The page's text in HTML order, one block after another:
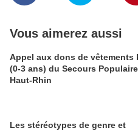
Vous aimerez aussi
Appel aux dons de vêtements
(0-3 ans) du Secours
Haut-Rhin
Les stéréotypes de genre et